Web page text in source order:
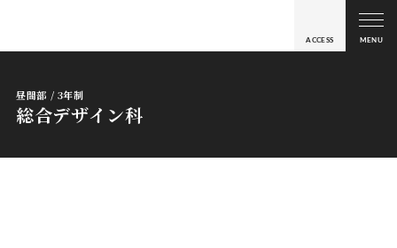
ACCESS MENU
昼間部 / 3年制
総合デザイン科